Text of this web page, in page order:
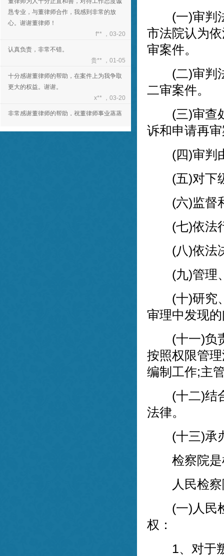
恳专业，与董律师合作，我感到非常的放
心。谢谢董律师！
认真负责，非常不错。
十分感谢董律师的帮助，在案件上为我争取
更大的权益。谢谢。
非常感谢董律师的帮助，祝董律师事业蒸蒸
日上！
(一)审判法
市法院认为
审案件。
(二)审判法
二审案件。
(三)审查处
诉和申请再
(四)审判由
(五)对下级
(六)监督和
(七)依法行
(八)依法决
(九)管理、
(十)研究、
审理中发现
(十一)负责
按照权限管
编制工作;主
(十二)结合
法律。
(十三)承办
检察院是
人民检察
(一)人民检
权：
1、对于叛